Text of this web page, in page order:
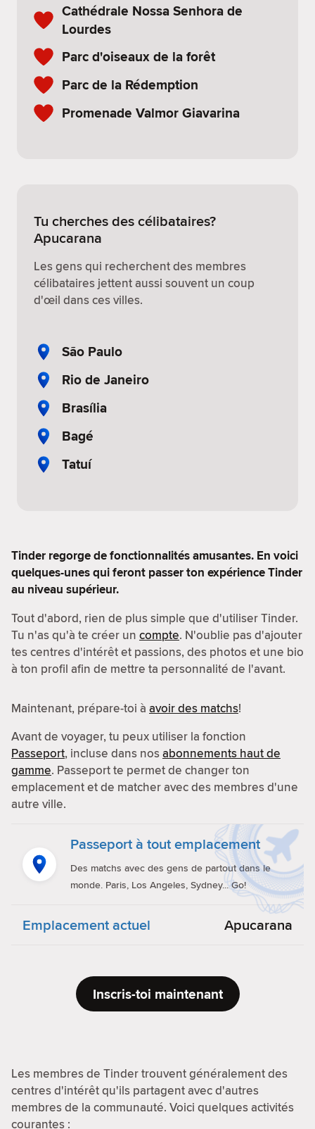
Cathédrale Nossa Senhora de
Lourdes
Parc d'oiseaux de la forêt
Parc de la Rédemption
Promenade Valmor Giavarina
Tu cherches des célibataires?
Apucarana
Les gens qui recherchent des membres
célibataires jettent aussi souvent un coup
d'œil dans ces villes.
São Paulo
Rio de Janeiro
Brasília
Bagé
Tatuí
Tinder regorge de fonctionnalités amusantes. En voici
quelques-unes qui feront passer ton expérience Tinder
au niveau supérieur.
Tout d'abord, rien de plus simple que d'utiliser Tinder.
Tu n'as qu'à te créer un compte. N'oublie pas d'ajouter
tes centres d'intérêt et passions, des photos et une bio
à ton profil afin de mettre ta personnalité de l'avant.
Maintenant, prépare-toi à avoir des matchs!
Avant de voyager, tu peux utiliser la fonction
Passeport, incluse dans nosabonnements haut de
gamme. Passeport te permet de changer ton
emplacement et de matcher avec des membres d'une
autre ville.
Passeport à tout emplacement
Des matchs avec des gens de partout dans le
monde. Paris, Los Angeles, Sydney... Go!
Emplacement actuel Apucarana
Inscris-toi maintenant
Les membres de Tinder trouvent généralement des
centres d'intérêt qu'ils partagent avec d'autres
membres de la communauté. Voici quelques activités
courantes :